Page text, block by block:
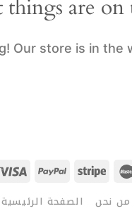
things are
Our store is in the
الصفحة الرئيسية من نحن